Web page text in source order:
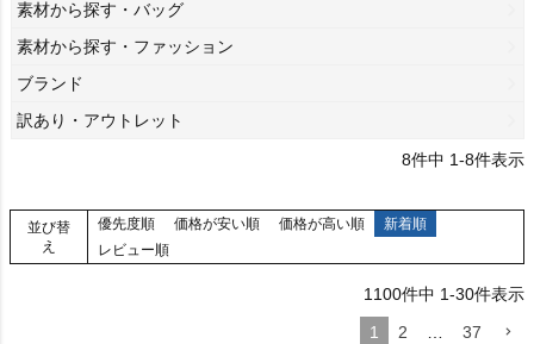
素材から探す・バッグ
素材から探す・ファッション
ブランド
訳あり・アウトレット
8件中 1-8件表示
並び替
え
優先度順 価格が安い順 価格が高い順
新着順
レビュー順
1100件中 1-30件表示
1
2 … 37